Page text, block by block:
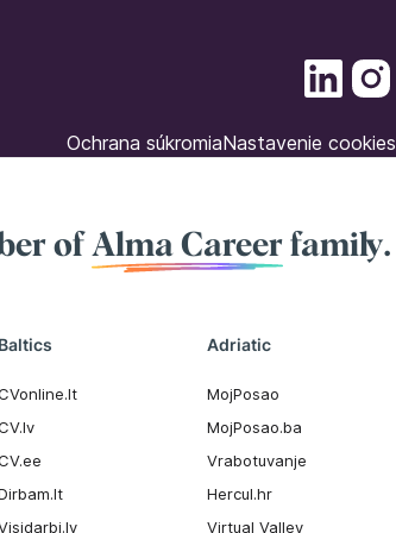
Ochrana súkromiaNastavenie cookies
of Alma Careerfamily.
Baltics Adriatic
MojPosao
MojPosao.ba
Vrabotuvanje
Hercul.hr
Virtual Valley